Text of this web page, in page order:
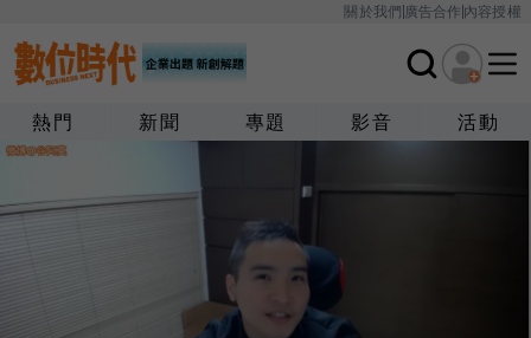
關於我們廣告合作內容授權
熱門 新聞 專題 影音 活動